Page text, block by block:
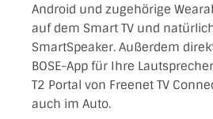
Android und zugehörige
auf dem Smart TV und
SmartSpeaker. Außerdem
BOSE-App für Ihre
T2 Portal von Freenet TV
auch im Auto.